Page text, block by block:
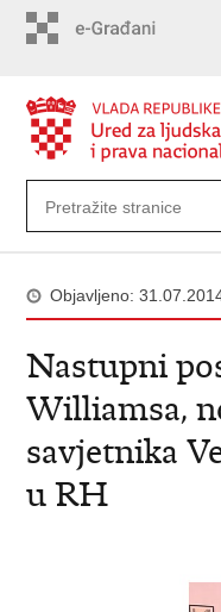
Objavljeno:
Nastupni
Williamsa,
savjetnika
u RH